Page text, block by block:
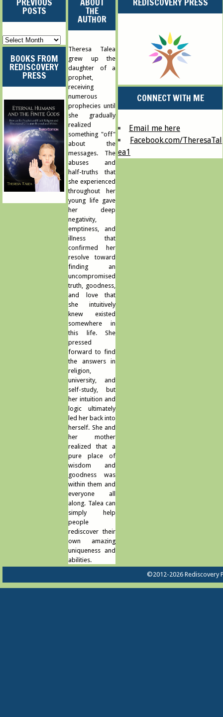
POSTS
Previous
Posts
BOOKS FROM
REDISCOVERY
PRESS
THE
AUTHOR
Theresa Talea
grew up the
daughter of a
prophet,
receiving
numerous
prophecies until
she gradually
realized
something "off"
about the
messages. The
abuses and
half-truths that
she experienced
throughout her
young life gave
her deep
negativity,
emptiness, and
illness that
confirmed her
resolve toward
finding an
uncompromised
truth, goodness,
and love that
she intuitively
knew existed
somewhere in
this life. She
pressed
forward to find
the answers in
religion,
university, and
self-study, but
her intuition and
logic ultimately
led her back into
herself. She and
her mother
realized that a
pure place of
wisdom and
goodness was
within them and
everyone all
along. Talea can
simply help
people
rediscover their
own amazing
uniqueness and
abilities.
CONNECT WITH ME
Email me here
Facebook.com/TheresaTal
ea1
©2012-2026 Rediscovery